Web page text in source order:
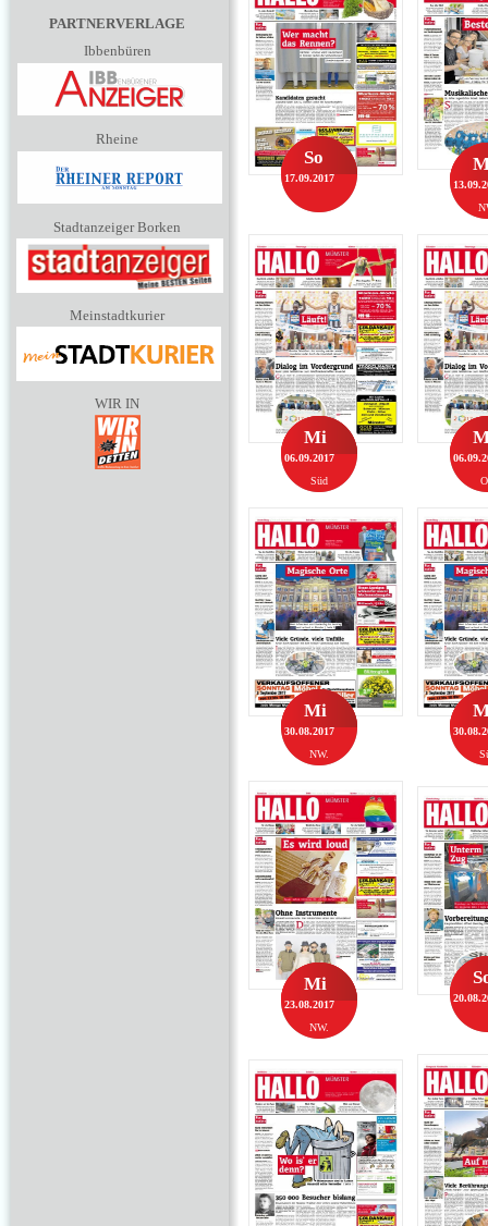
PARTNERVERLAGE
Ibbenbüren
Rheine
Stadtanzeiger Borken
Meinstadtkurier
WIR IN
So
17.09.2017
Süd
Mi
06.09.2017
NW.
Mi
30.08.2017
NW.
Mi
23.08.2017